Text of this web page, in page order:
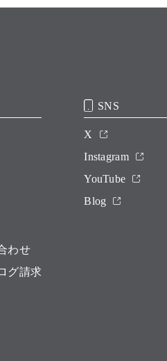
わせ
グ請求
SNS
X
Instagram
YouTube
Blog